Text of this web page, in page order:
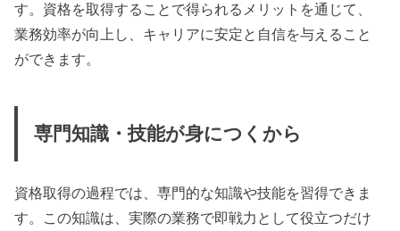
す。資格を取得することで得られるメリットを通じて、
業務効率が向上し、キャリアに安定と自信を与えること
ができます。
専門知識・技能が身につくから
資格取得の過程では、専門的な知識や技能を習得できま
す。この知識は、実際の業務で即戦力として役立つだけ